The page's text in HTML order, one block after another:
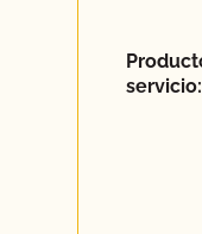
servicio: